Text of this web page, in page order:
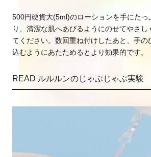
500円硬貨大(5ml)のローションを手にたっ
り、清潔な肌へあびるようにのせてやさし
てください。数回重ね付けしたあと、手の
込むようにあたためるとより効果的です。
READ ルルルンのじゃぶじゃぶ実験